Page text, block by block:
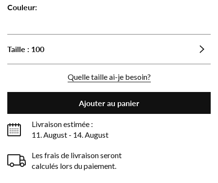
Couleur:
-
-
-
Taille : 100
Quelle taille ai-je besoin?
Ajouter au panier
Livraison estimée :
11. August - 14. August
Les frais de livraison seront
calculés lors du paiement.